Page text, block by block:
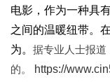
电影，作为一种具
之间的温暖纽带。
为。 据专业人士报道
的。
https://